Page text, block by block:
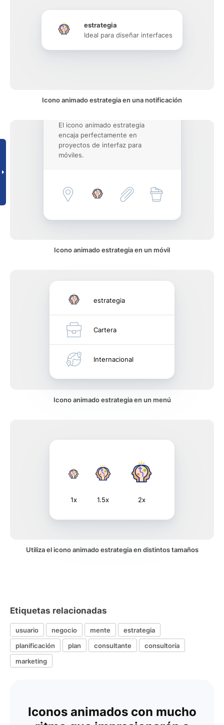
estrategia
Ideal para diseñar interfaces
Icono animado estrategia en una notificación
El icono animado estrategia
encaja perfectamente en
proyectos de interfaz para
móviles.
Icono animado estrategia en un móvil
estrategia
Cartera
Internacional
Icono animado estrategia en un menú
1x 1.5x 2x
Utiliza el icono animado estrategia en distintos tamaños
Etiquetas relacionadas
usuario negocio mente
estrategia
planificación
plan consultante
consultoría
marketing
Iconos animados con mucho